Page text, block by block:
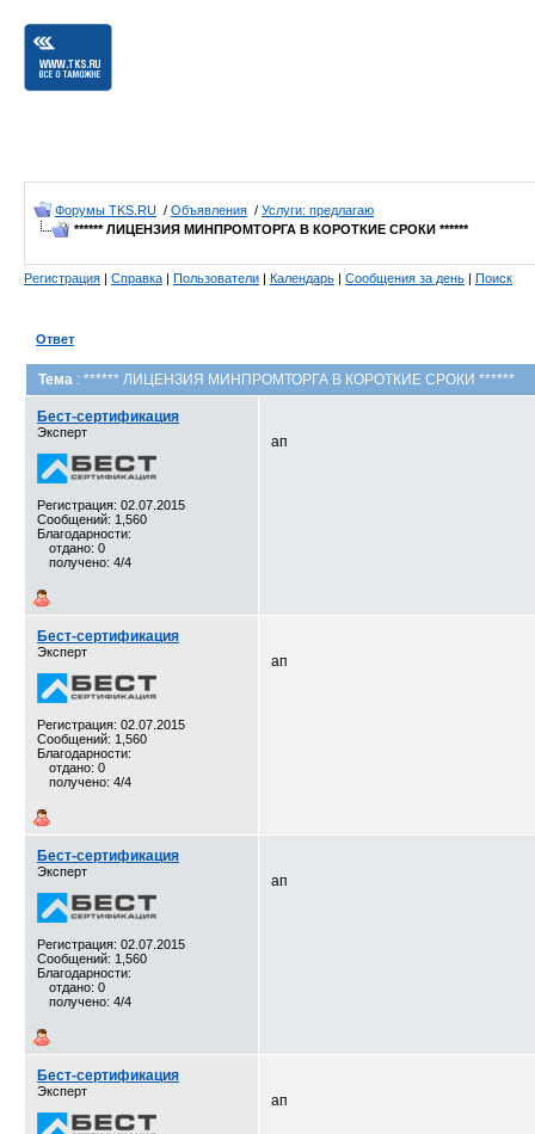
Форумы TKS.RU / Объявления / Услуги: предлагаю
****** ЛИЦЕНЗИЯ МИНПРОМТОРГА В КОРОТКИЕ СРОКИ ******
Регистрация | Справка | Пользователи | Календарь | Сообщения за день | Поиск
Ответ
Тема : ****** ЛИЦЕНЗИЯ МИНПРОМТОРГА В КОРОТКИЕ СРОКИ ******
Бест-сертификация
Эксперт
Регистрация: 02.07.2015
Сообщений: 1,560
Благодарности:
отдано: 0
получено: 4/4
ап
Бест-сертификация
Эксперт
Регистрация: 02.07.2015
Сообщений: 1,560
Благодарности:
отдано: 0
получено: 4/4
ап
Бест-сертификация
Эксперт
Регистрация: 02.07.2015
Сообщений: 1,560
Благодарности:
отдано: 0
получено: 4/4
ап
Бест-сертификация
Эксперт
ап